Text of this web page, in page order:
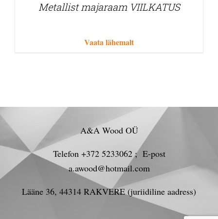
Metallist majaraam VIILKATUS
Vaata lähemalt
A&A Wood OÜ
Telefon +372 5233062 ; E-post
a.awood@hotmail.com
Lääne 36, 44314 RAKVERE (juriidiline aadress)